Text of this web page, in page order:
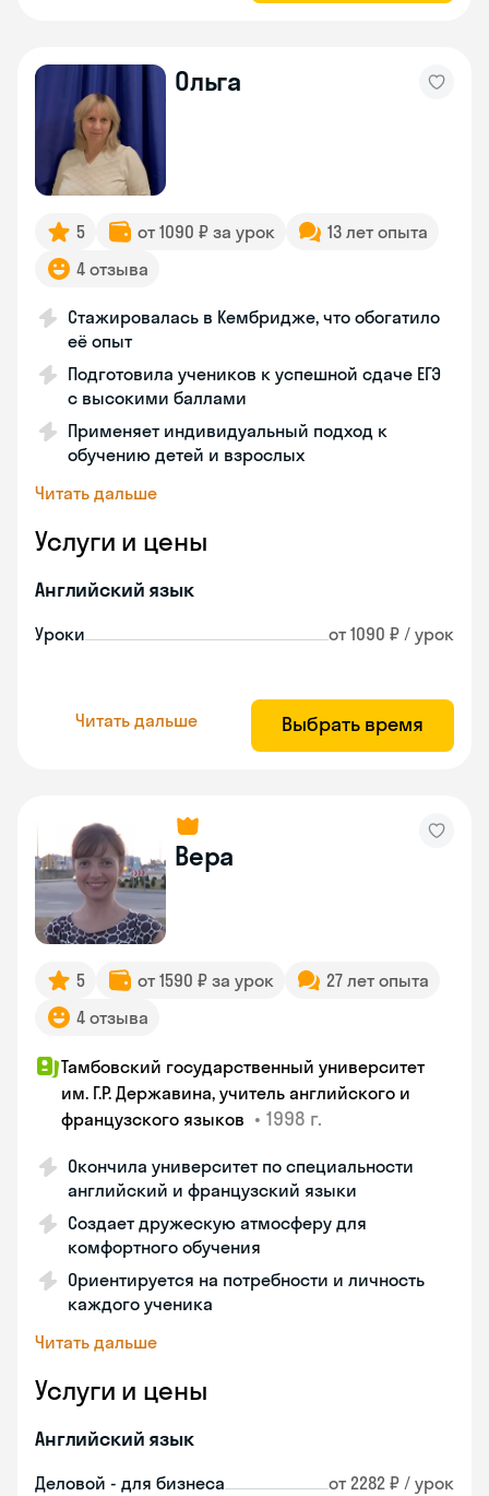
Ольга
5 от 1090 ₽ за урок
13 лет опыта
4 отзыва
Стажировалась в Кембридже, что обогатило
её опыт
Подготовила учеников к успешной сдаче ЕГЭ
с высокими баллами
Применяет индивидуальный подход к
обучению детей и взрослых
Читать дальше
Услуги и цены
Английский язык
Уроки от 1090 ₽ / урок
Читать дальше Выбрать время
Вера
5 от 1590 ₽ за урок
27 лет опыта
4 отзыва
Тамбовский государственный университет
им. Г.Р. Державина, учитель английского и
французского языков • 1998 г.
Окончила университет по специальности
английский и французский языки
Создает дружескую атмосферу для
комфортного обучения
Ориентируется на потребности и личность
каждого ученика
Читать дальше
Услуги и цены
Английский язык
Деловой - для бизнеса от 2282 ₽ / урок